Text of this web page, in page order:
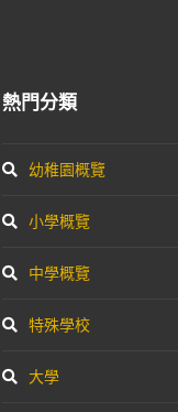
熱門分類
幼稚園概覽
小學概覽
中學概覽
特殊學校
大學